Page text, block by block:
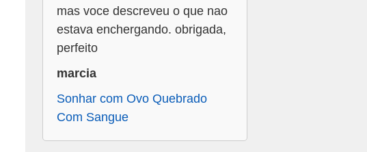
mas voce descreveu o que nao
estava enchergando. obrigada,
perfeito
marcia
Sonhar com Ovo Quebrado
Com Sangue